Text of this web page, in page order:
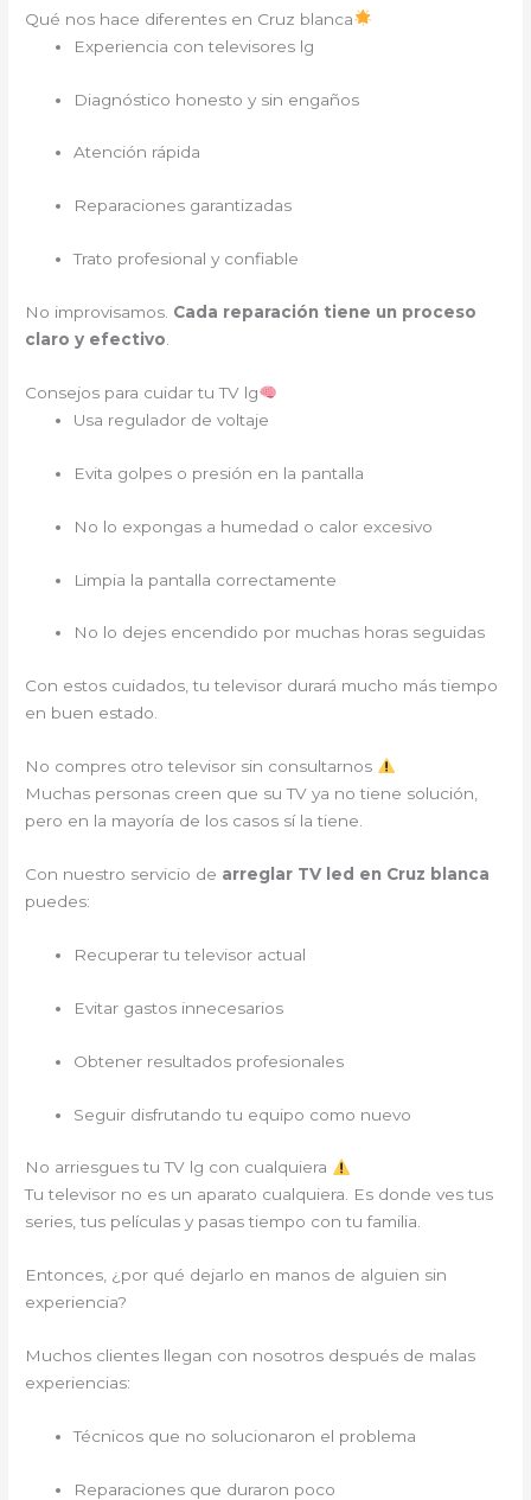
Qué nos hace diferentes en Cruz blanca
Experiencia con televisores lg
Diagnóstico honesto y sin engaños
Atención rápida
Reparaciones garantizadas
Trato profesional y confiable
No improvisamos. Cada reparación tiene un proceso
claro y efectivo
Consejos para cuidar tu TV lg
Usa regulador de voltaje
Evita golpes o presión en la pantalla
No lo expongas a humedad o calor excesivo
Limpia la pantalla correctamente
No lo dejes encendido por muchas horas seguidas
Con estos cuidados, tu televisor durará mucho más tiempo
en buen estado.
No compres otro televisor sin consultarnos
Muchas personas creen que su TV ya no tiene solución,
pero en la mayoría de los casos sí la tiene.
Con nuestro servicio de arreglar TV led en Cruz blanca
puedes:
Recuperar tu televisor actual
Evitar gastos innecesarios
Obtener resultados profesionales
Seguir disfrutando tu equipo como nuevo
No arriesgues tu TV lg con cualquiera
Tu televisor no es un aparato cualquiera. Es donde ves tus
series, tus películas y pasas tiempo con tu familia.
Entonces, ¿por qué dejarlo en manos de alguien sin
experiencia?
Muchos clientes llegan con nosotros después de malas
experiencias:
Técnicos que no solucionaron el problema
Reparaciones que duraron poco